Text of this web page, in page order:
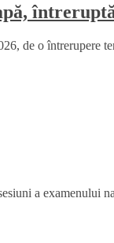
de o întrerupere
a examenului